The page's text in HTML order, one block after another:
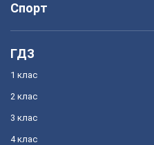
Спорт
ГДЗ
1 клас
2 клас
3 клас
4 клас